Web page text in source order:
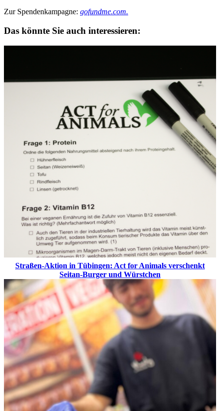
Zur Spendenkampagne: gofundme.com.
Das könnte Sie auch interessieren:
Straßen-Aktion in Tübingen: Act for Animals verschenkt
Seitan-Burger und Würstchen